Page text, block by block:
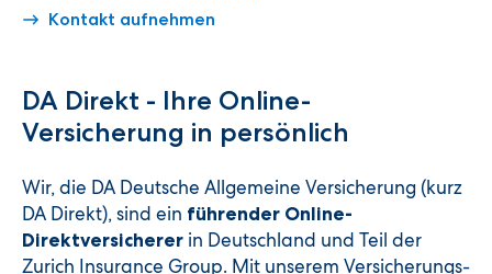
Kontakt aufnehmen
DA Direkt - Ihre Online-
Versicherung in persönlich
Wir, die DA Deutsche Allgemeine Versicherung (kurz
DA Direkt), sind ein führender Online-
Direktversicherer in Deutschland und Teil der
Zurich Insurance Group. Mit unserem Versicherungs-